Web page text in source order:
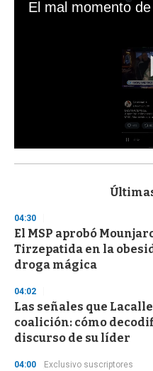
s
d
s
o
f
3
s
e
c
o
n
04:30
El MSP aprobó
Tirzepatida en la
droga mágica
04:02
Las señales que
coalición: cómo
discurso de su líder
04:00 Exclusivo suscriptores